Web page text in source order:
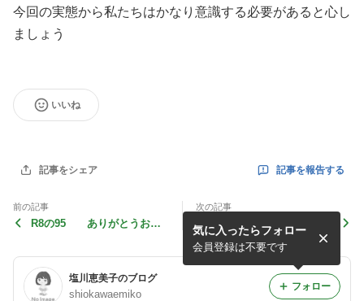
今回の実態から私たちはかなり意識する必要があると心し
ましょう
いいね
記事をシェア 記事を報告する
前の記事
R8の95 ありがとうお母
次の記事
R8の93 まあ可愛い
塩川恵美子のブログ
shiokawaemiko
気に入ったらフォロー
会員登録は不要です
フォロー